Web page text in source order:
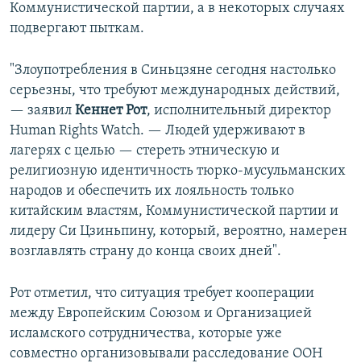
Коммунистической партии, а в некоторых случаях
подвергают пыткам.
"Злоупотребления в Синьцзяне сегодня настолько
серьезны, что требуют международных действий,
— заявил Кеннет Рот, исполнительный директор
Human Rights Watch. — Людей удерживают в
лагерях с целью — стереть этническую и
религиозную идентичность тюрко-мусульманских
народов и обеспечить их лояльность только
китайским властям, Коммунистической партии и
лидеру Си Цзиньпину, который, вероятно, намерен
возглавлять страну до конца своих дней".
Рот отметил, что ситуация требует кооперации
между Европейским Союзом и Организацией
исламского сотрудничества, которые уже
совместно организовывали расследование ООН